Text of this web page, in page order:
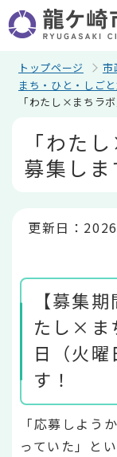
の
ペ
トップページ
市
まち・ひと・しご
「わたし×まちラ
「わた
募集しま
更新日：
【募集
たし×ま
日（火
す！
「応募しよう
っていた」と